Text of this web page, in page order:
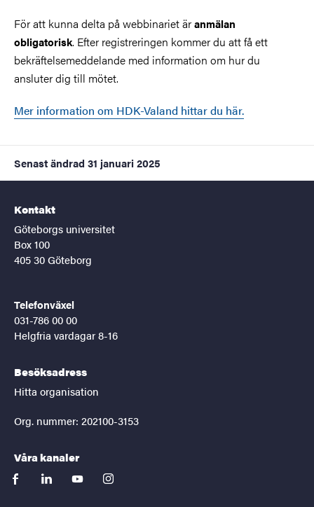
För att kunna delta på webbinariet äranmälan
obligatorisk. Efter registreringen kommer du att få ett
bekräftelsemeddelande med information om hur du
ansluter dig till mötet.
Mer information om HDK-Valand hittar du här.
Senast ändrad 31 januari 2025
Kontakt
Göteborgs universitet
Box 100
405 30 Göteborg
Telefonväxel
031-786 00 00
Helgfria vardagar 8-16
Besöksadress
Hitta organisation
Org. nummer: 202100-3153
Våra kanaler
facebooklinkedinyoutubeinstagram